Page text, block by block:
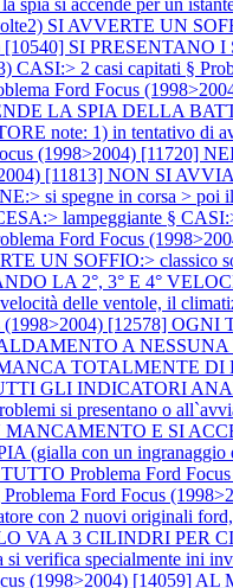
SI AVVERTE UN
[10540] SI
CASI:> 2 casi capitati §
Ford Focus
LA SPIA DELLA
note: 1) in tentativo di
(1998>2004) [11720]
[11813] NON SI
si spegne in corsa >
lampeggiante §
Ford Focus
UN SOFFIO:>
LA 2°, 3° E 4°
delle ventole, il
(1998>2004) [12578]
A
TOTALMENTE DI
GLI INDICATORI
si presentano o
E SI
(gialla con un
Problema Ford
Problema Ford Focus
2 nuovi originali ford,
VA A 3 CILINDRI
verifica specialmente ini
(1998>2004) [14059]